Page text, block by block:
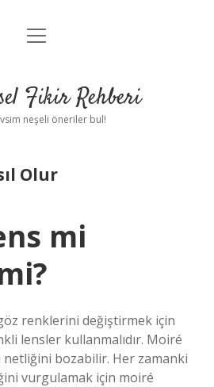
Anasayfa
Yasal Uyarı
menüyü
Fikir Rehberi
neşeli öneriler bul!
Olur
mi
renklerini değiştirmek için
lensler kullanmalıdır. Moiré
bozabilir. Her zamanki
vurgulamak için moiré